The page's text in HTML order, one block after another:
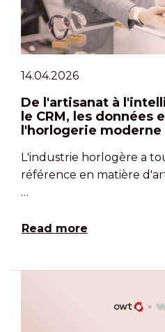
14.04.2026
De l'artisanat à
le CRM, les
l'horlogerie moderne
L'industrie horlogère a
référence en matière
…
Read more